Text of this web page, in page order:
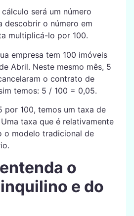
será um número
descobrir o número em
multiplicá-lo por 100.
empresa tem 100 imóveis
Abril. Neste mesmo mês, 5
o contrato de
temos: 5 / 100 = 0,05.
por 100, temos um taxa de
taxa que é relativamente
o modelo tradicional de
o
e do